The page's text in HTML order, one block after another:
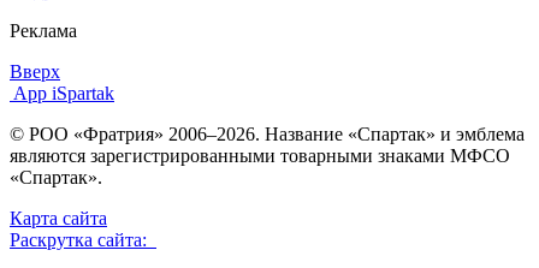
Реклама
Вверх
App iSpartak
© РОО «Фратрия» 2006–2026. Название «Спартак» и эмблема
являются зарегистрированными товарными знаками МФСО
«Спартак».
Карта сайта
Раскрутка сайта: